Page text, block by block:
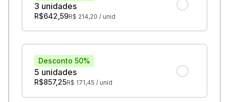
3 unidades
R$642,59R$ 214,20 / unid
5 unidades
Desconto 50%
R$857,25R$ 171,45 / unid